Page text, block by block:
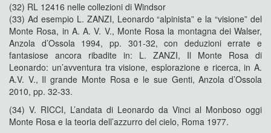
(32) RL 12416 nelle collezioni di Windsor
(33) Ad esempio L. ZANZI, Leonardo “alpinista” e la “visione” del
Monte Rosa, in A. A. V. V., Monte Rosa la montagna dei Walser,
Anzola d’Ossola 1994, pp. 301-32, con deduzioni errate e
fantasiose ancora ribadite in: L. ZANZI, Il Monte Rosa di
Leonardo: un’avventura tra visione, esplorazione e ricerca, in A.
A.V. V., Il grande Monte Rosa e le sue Genti, Anzola d’Ossola
2010, pp. 32-33.
(34) V. RICCI, L’andata di Leonardo da Vinci al Monboso oggi
Monte Rosa e la teoria dell’azzurro del cielo, Roma 1977.